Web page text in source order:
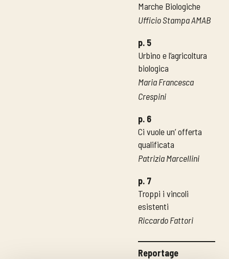
Marche Biologiche
Ufficio Stampa AMAB
p. 5
Urbino e l’agricoltura
biologica
Maria Francesca
Crespini
p. 6
Ci vuole un’ offerta
qualificata
Patrizia Marcellini
p. 7
Troppi i vincoli
esistenti
Riccardo Fattori
Reportage